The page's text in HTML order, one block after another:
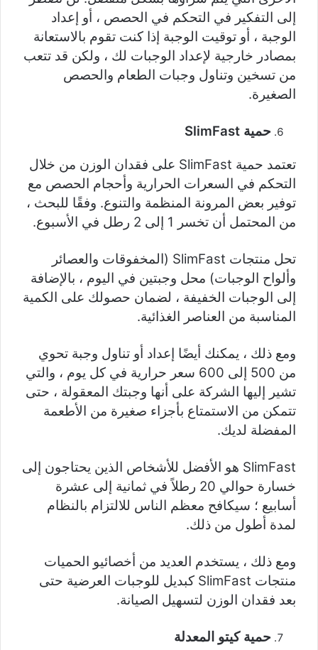
إلى التفكير في التحكم في الحصص ، أو إعداد
الوجبة ، أو توقيت الوجبة إذا كنت تقوم بالاستعانة
بمصادر خارجية لإعداد الوجبات لك ، ولكن قد تتعب
من تسخين وتناول وجبات الطعام والحصص
الصغيرة.
حمية SlimFast
تعتمد حمية SlimFast على فقدان الوزن من خلال
التحكم في السعرات الحرارية وأحجام الحصص مع
توفير بعض المرونة المنظمة والتنوع. وفقًا للبحث ،
من المحتمل أن تخسر 1 إلى 2 رطل في الأسبوع.
تحل منتجات SlimFast (المخفوقات والعصائر
وألواح الوجبات) محل وجبتين في اليوم ، بالإضافة
إلى الوجبات الخفيفة ، لضمان حصولك على الكمية
المناسبة من العناصر الغذائية.
ومع ذلك ، يمكنك أيضًا إعداد أو تناول وجبة تحوي
من 500 إلى 600 سعر حرارية في كل يوم ، والتي
تشير إليها الشركة على أنها وجبتك المعقولة ، حتى
تتمكن من الاستمتاع بأجزاء صغيرة من الأطعمة
المفضلة لديك.
SlimFast هو الأفضل للأشخاص الذين يحتاجون إلى
خسارة حوالي 20 رطلاً في ثمانية إلى عشرة
أسابيع ؛ سيكافح معظم الناس للالتزام بالنظام
لمدة أطول من ذلك.
ومع ذلك ، يستخدم العديد من أخصائيو الحميات
منتجات SlimFast كبديل للوجبات العرضية حتى
بعد فقدان الوزن لتسهيل الصيانة.
حمية كيتو المعدلة